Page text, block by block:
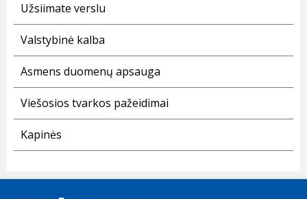
Užsiimate verslu
Valstybinė kalba
Asmens duomenų apsauga
Viešosios tvarkos pažeidimai
Kapinės